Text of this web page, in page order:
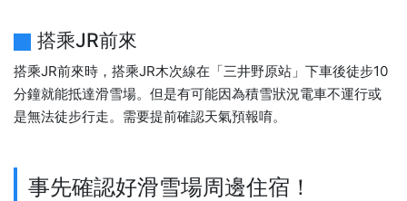
搭乘JR前來
搭乘JR前來時，搭乘JR木次線在「三井野原站」下車後徒步10
分鐘就能抵達滑雪場。但是有可能因為積雪狀況電車不運行或
是無法徒步行走。需要提前確認天氣預報唷。
事先確認好滑雪場周邊住宿！